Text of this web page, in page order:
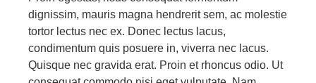
dignissim, mauris magna hendrerit sem, ac molestie
tortor lectus nec ex. Donec lectus lacus,
condimentum quis posuere in, viverra nec lacus.
Quisque nec gravida erat. Proin et rhoncus odio. Ut